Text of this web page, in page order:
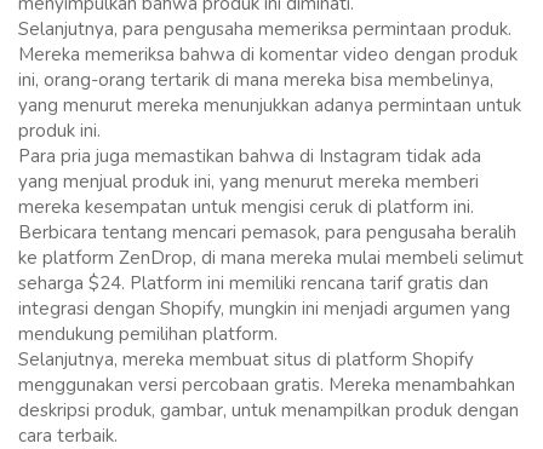
Selanjutnya, para pengusaha memeriksa permintaan produk.
Mereka memeriksa bahwa di komentar video dengan produk
ini, orang-orang tertarik di mana mereka bisa membelinya,
yang menurut mereka menunjukkan adanya permintaan untuk
produk ini.
Para pria juga memastikan bahwa di Instagram tidak ada
yang menjual produk ini, yang menurut mereka memberi
mereka kesempatan untuk mengisi ceruk di platform ini.
Berbicara tentang mencari pemasok, para pengusaha beralih
ke platform ZenDrop, di mana mereka mulai membeli selimut
seharga $24. Platform ini memiliki rencana tarif gratis dan
integrasi dengan Shopify, mungkin ini menjadi argumen yang
mendukung pemilihan platform.
Selanjutnya, mereka membuat situs di platform Shopify
menggunakan versi percobaan gratis. Mereka menambahkan
deskripsi produk, gambar, untuk menampilkan produk dengan
cara terbaik.